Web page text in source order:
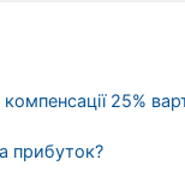
25%
прибуток?